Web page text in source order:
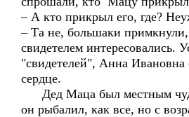
– А кто прикрыл его, где?
– Та не, большаки
свидетелем интересовались.
"свидетелей", Анна Ивановна
сердце.
Дед Маца был местным
он рыбалил, как все, но с